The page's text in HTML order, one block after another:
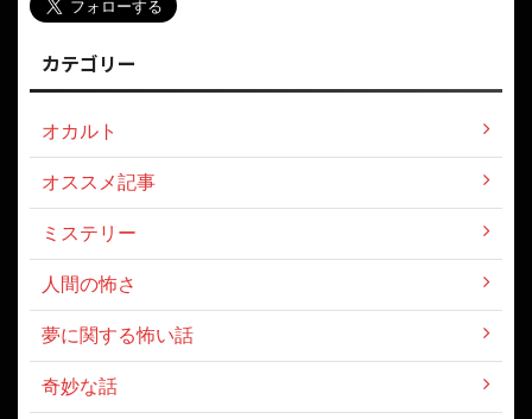
カテゴリー
オカルト
オススメ記事
ミステリー
人間の怖さ
夢に関する怖い話
奇妙な話